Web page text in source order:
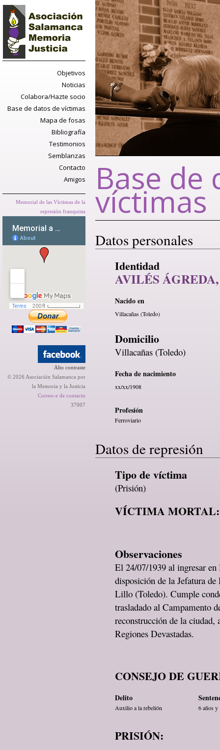
Objetivos
Noticias
Colabora/Hazte socio
Base de datos de víctimas
Mapa de fosas
Bibliografía
Testimonios
Semblanzas
Contacto
Amigos
Memorial de las Víctimas de la
represión franquista
Alto contraste
© 2026 Asociación Salamanca por
la Memoria y la Justicia
Correo-e de contacto
37007
Base de
víctimas
Datos personales
Identidad
AVILÉS
Nacido en
Villacañas (Toledo)
Domicilio
Villacañas (Toledo)
Fecha de nacimiento
xx/xx/1908
Profesión
Ferroviario
Datos de represión
Tipo de víctima
(Prisión)
VÍCTIMA MORTAL:
Observaciones
El 24/07/1939 al ingresar
disposición de la Jefatura
Lillo (Toledo). Cumple
trasladado al Campamento
reconstrucción de la
Regiones Devastadas.
CONSEJO DE
Delito
Auxilio a la rebelión 6 años y
PRISIÓN: